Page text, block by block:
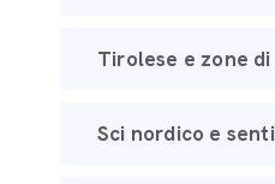
Tirolese e zone
Sci nordico e